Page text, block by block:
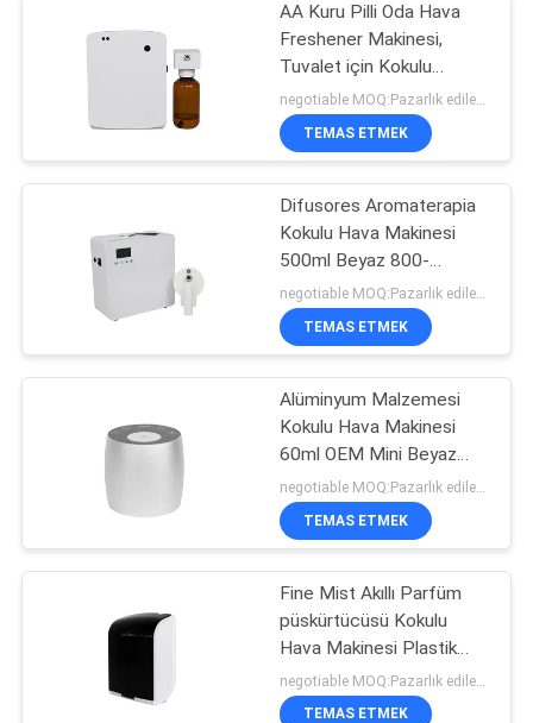
AA Kuru Pilli Oda Hava
Freshener Makinesi,
Tuvalet için Kokulu
Diffuser Makinesi
negotiable MOQ:Pazarlık edilebilir
TEMAS ETMEK
Difusores Aromaterapia
Kokulu Hava Makinesi
500ml Beyaz 800-
1200m3 Kokulu Kapsama
TEMAS ETMEK
Alüminyum Malzemesi
Kokulu Hava Makinesi
60ml OEM Mini Beyaz
Susuz Diffuser
TEMAS ETMEK
Fine Mist Akıllı Parfüm
püskürtücüsü Kokulu
Hava Makinesi Plastik
Rohs Fcc Onay Aroması
TEMAS ETMEK